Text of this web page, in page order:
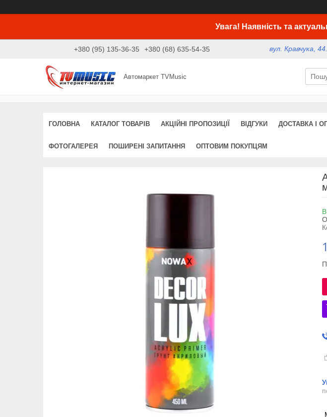
Увага! Наявність та
+380 (95) 135-36-35 +380 (68) 635-54-35 вул. Кравчука,
Автомаркет TVMusic
ГОЛОВНА КАТАЛОГ ТОВАРІВ АКЦІЙНІ ПРОПОЗИЦІЇ ВІДГУКИ ДОСТАВКА І
ФОТОГАЛЕРЕЯ ПОШИРЕНІ ЗАПИТАННЯ ОПТОВИМ ПОКУПЦЯМ